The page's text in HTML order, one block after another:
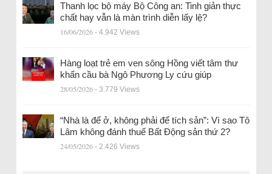
Thanh lọc bộ máy Bộ Công an: Tinh giản thực
chất hay vẫn là màn trình diễn lấy lệ?
16/06/2026 - 4.942 Views
Hàng loạt trẻ em ven sông Hồng viết tâm thư
khẩn cầu bà Ngô Phương Ly cứu giúp
28/05/2026 - 3.779 Views
“Nhà là để ở, không phải để tích sản”: Vì sao Tô
Lâm không đánh thuế Bất Động sản thứ 2?
24/05/2026 - 2.426 Views